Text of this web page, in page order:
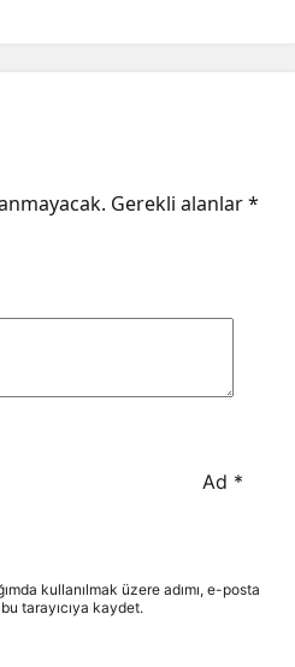
Gerekli alanlar*
Ad *
kullanılmak üzere adımı, e-posta
tarayıcıya kaydet.